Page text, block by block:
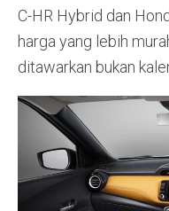
C-HR Hybrid dan
harga yang lebih
ditawarkan bukan